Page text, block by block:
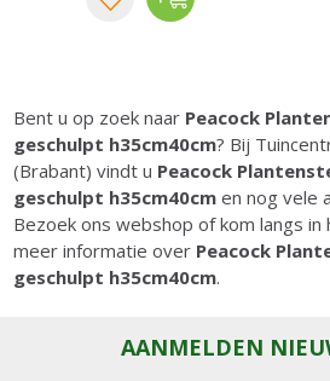
Bent u op zoek naar Peacock
geschulpt h35cm40cm? Bij
(Brabant) vindt u Peacock
geschulpt h35cm40cm en nog vele
Bezoek ons webshop of kom langs
meer informatie over Peacock
geschulpt h35cm40cm.
AANMELDEN